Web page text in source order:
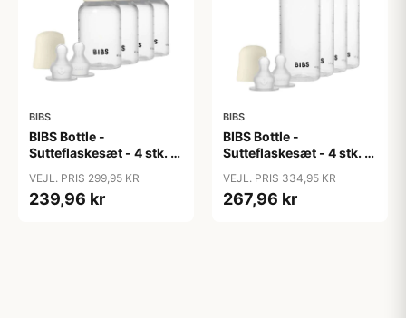
BIBS
BIBS Bottle -
Sutteflaskesæt - 4 stk. -
- Ivory
VEJL. PRIS 299,95 KR
239,96 kr
BIBS
BIBS Bottle -
Sutteflaskesæt - 4 stk. -
270ml - Ivory
VEJL. PRIS 334,95 KR
267,96 kr